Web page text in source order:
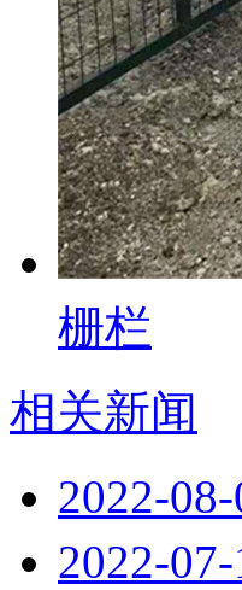
栅栏
相关新闻
2022-
2022-07-